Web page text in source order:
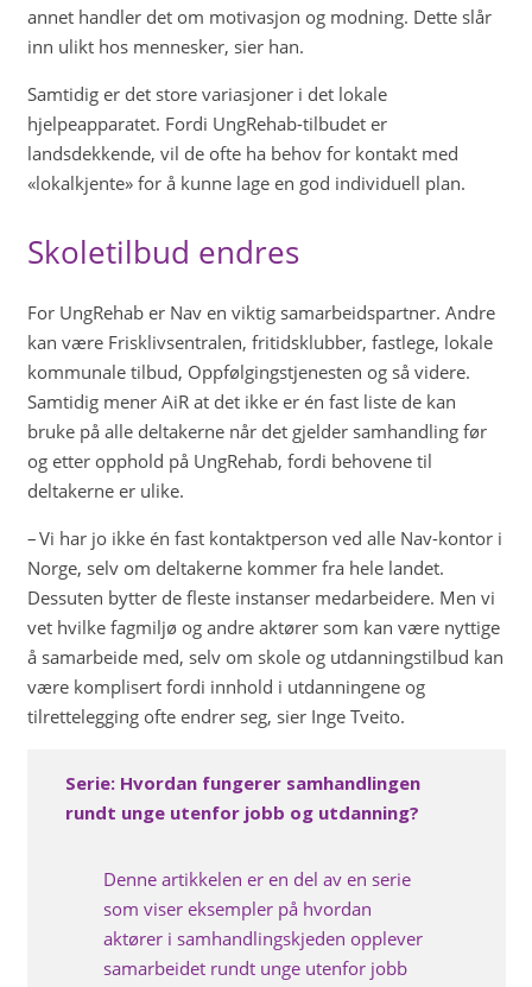
annet handler det om motivasjon og modning. Dette slår
inn ulikt hos mennesker, sier han.
Samtidig er det store variasjoner i det lokale
hjelpeapparatet. Fordi UngRehab-tilbudet er
landsdekkende, vil de ofte ha behov for kontakt med
«lokalkjente» for å kunne lage en god individuell plan.
Skoletilbud endres
For UngRehab er Nav en viktig samarbeidspartner. Andre
kan være Frisklivsentralen, fritidsklubber, fastlege, lokale
kommunale tilbud, Oppfølgingstjenesten og så videre.
Samtidig mener AiR at det ikke er én fast liste de kan
bruke på alle deltakerne når det gjelder samhandling før
og etter opphold på UngRehab, fordi behovene til
deltakerne er ulike.
– Vi har jo ikke én fast kontaktperson ved alle Nav-kontor i
Norge, selv om deltakerne kommer fra hele landet.
Dessuten bytter de fleste instanser medarbeidere. Men vi
vet hvilke fagmiljø og andre aktører som kan være nyttige
å samarbeide med, selv om skole og utdanningstilbud kan
være komplisert fordi innhold i utdanningene og
tilrettelegging ofte endrer seg, sier Inge Tveito.
Serie: Hvordan fungerer samhandlingen
rundt unge utenfor jobb og utdanning?
Denne artikkelen er en del av en serie
som viser eksempler på hvordan
aktører i samhandlingskjeden opplever
samarbeidet rundt unge utenfor jobb